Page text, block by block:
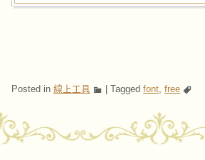
Posted in 線上工具 Tagged font, free